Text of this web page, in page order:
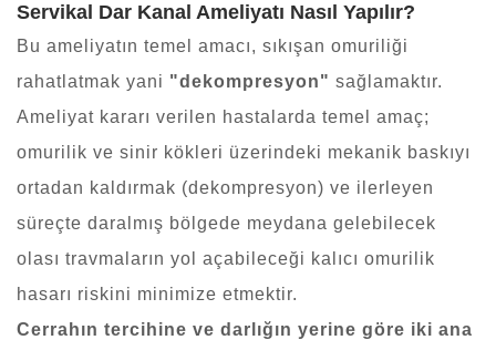
Servikal Dar Kanal Ameliyatı Nasıl Yapılır?
Bu ameliyatın temel amacı, sıkışan omuriliği
rahatlatmak yani "dekompresyon" sağlamaktır.
Ameliyat kararı verilen hastalarda temel amaç;
omurilik ve sinir kökleri üzerindeki mekanik baskıyı
ortadan kaldırmak (dekompresyon) ve ilerleyen
süreçte daralmış bölgede meydana gelebilecek
olası travmaların yol açabileceği kalıcı omurilik
hasarı riskini minimize etmektir.
Cerrahın tercihine ve darlığın yerine göre iki ana